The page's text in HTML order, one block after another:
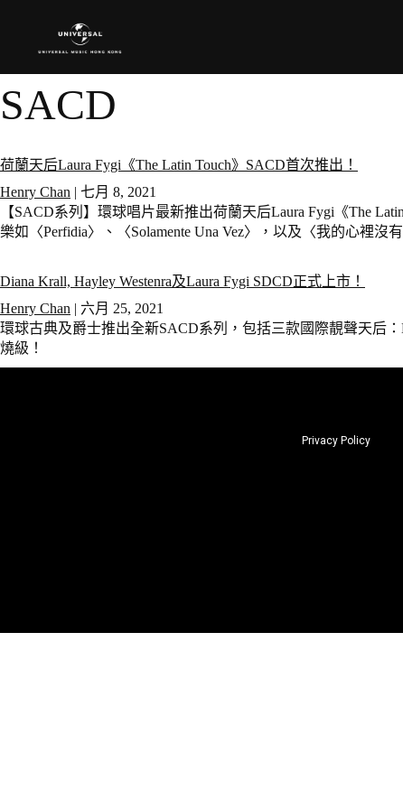
SACD
荷蘭天后Laura Fygi《The Latin Touch》SACD首次推出！
Henry Chan | 七月 8, 2021
【SACD系列】環球唱片最新推出荷蘭天后Laura Fygi《The
樂如〈Perfidia〉、〈Solamente Una Vez〉，以及〈我的心裡
Diana Krall, Hayley Westenra及Laura Fygi SDCD正式上市！
Henry Chan | 六月 25, 2021
環球古典及爵士推出全新SACD系列，包括三款國際靚聲天后：
燒級！
Privacy Policy